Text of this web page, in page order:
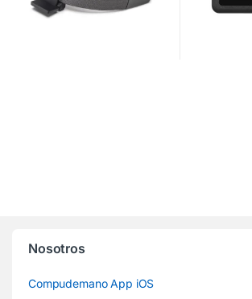
Nosotros
Compudemano App iOS